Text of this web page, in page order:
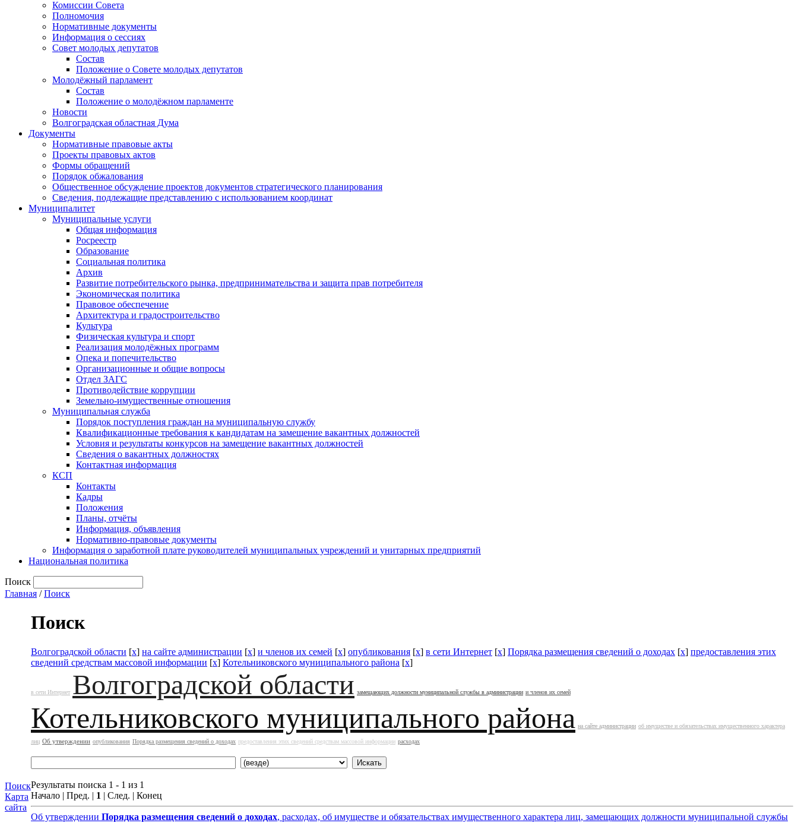
Комиссии Совета
Полномочия
Нормативные документы
Информация о сессиях
Совет молодых депутатов
Состав
Положение о Совете молодых депутатов
Молодёжный парламент
Состав
Положение о молодёжном парламенте
Новости
Волгоградская областная Дума
Документы
Нормативные правовые акты
Проекты правовых актов
Формы обращений
Порядок обжалования
Общественное обсуждение проектов документов стратегического планирования
Сведения, подлежащие представлению с использованием координат
Муниципалитет
Муниципальные услуги
Общая информация
Росреестр
Образование
Социальная политика
Архив
Развитие потребительского рынка, предпринимательства и защита прав потребителя
Экономическая политика
Правовое обеспечение
Архитектура и градостроительство
Культура
Физическая культура и спорт
Реализация молодёжных программ
Опека и попечительство
Организационные и общие вопросы
Отдел ЗАГС
Противодействие коррупции
Земельно-имущественные отношения
Муниципальная служба
Порядок поступления граждан на муниципальную службу
Квалификационные требования к кандидатам на замещение вакантных должностей
Условия и результаты конкурсов на замещение вакантных должностей
Сведения о вакантных должностях
Контактная информация
КСП
Контакты
Кадры
Положения
Планы, отчёты
Информация, объявления
Нормативно-правовые документы
Информация о заработной плате руководителей муниципальных учреждений и унитарных предприятий
Национальная политика
Поиск
Главная /Поиск
Поиск
Карта
сайта
Поиск
Волгоградской области [x] на сайте администрации [x] и членов их семей [x] опубликования [x] в сети Интернет [x] Порядка размещения сведений о доходах [x] предоставления этих
сведений средствам массовой информации [x] Котельниковского муниципального района [x]
в сети Интернет Волгоградской области замещающих должности муниципальной службы в администрации и членов их семей
Котельниковского муниципального района на сайте администрации об имуществе и обязательствах имущественного характера
лиц Об утверждении опубликования Порядка размещения сведений о доходах предоставления этих сведений средствам массовой информации расходах
Результаты поиска 1 - 1 из 1
Начало | Пред. | 1 | След. | Конец
Об утверждении Порядка размещения сведений о доходах, расходах, об имуществе и обязательствах имущественного характера лиц, замещающих должности муниципальной службы